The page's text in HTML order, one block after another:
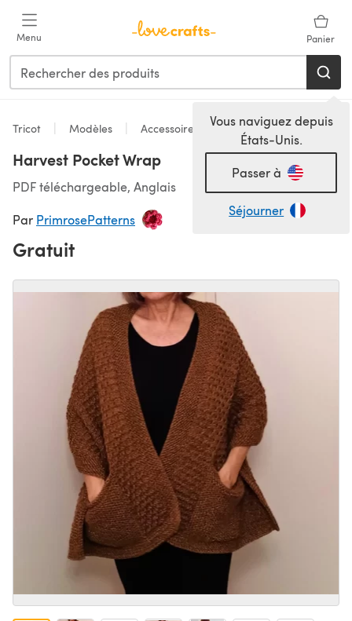
Menu Panier
Vous naviguez depuis
États-Unis.
Passer à
Séjourner
Tricot Modèles Accessoires
Harvest Pocket Wrap
PDF téléchargeable, Anglais
Par PrimrosePatterns
Gratuit